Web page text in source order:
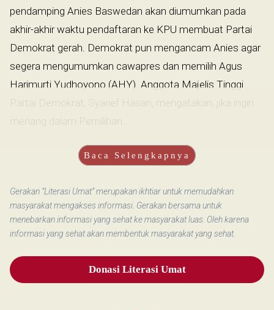
pendamping Anies Baswedan akan diumumkan pada
akhir-akhir waktu pendaftaran ke KPU membuat Partai
Demokrat gerah. Demokrat pun mengancam Anies agar
segera mengumumkan cawapres dan memilih Agus
Harimurti Yudhoyono (AHY). Anggota Majelis Tinggi
Partai Demokrat, Syarief Hasan, mengatakan, jika ingin
menang dalam Pemilihan...
Baca Selengkapnya
Gerakan “Literasi Umat” merupakan ikhtiar untuk memudahkan
masyarakat mengakses informasi. Gerakan bersama untuk
menebarkan informasi yang sehat ke masyarakat luas. Oleh karena
informasi yang sehat akan membentuk masyarakat yang sehat.
Donasi Literasi Umat